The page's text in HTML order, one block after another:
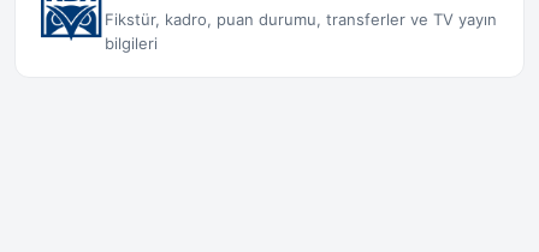
Fikstür, kadro, puan durumu, transferler ve TV yayın
bilgileri